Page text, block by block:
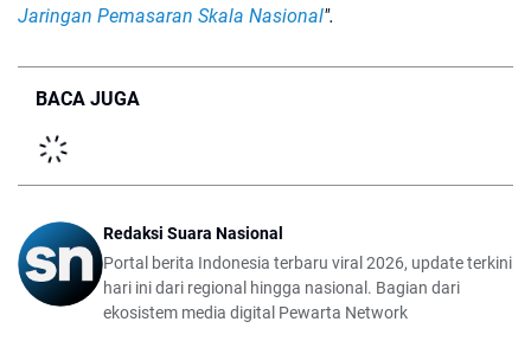
Jaringan Pemasaran Skala Nasional".
BACA JUGA
Redaksi Suara Nasional
Portal berita Indonesia terbaru viral 2026, update terkini
hari ini dari regional hingga nasional. Bagian dari
ekosistem media digital Pewarta Network